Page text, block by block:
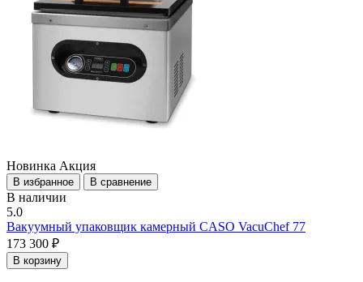
Новинка Акция
В избранное В сравнение
В наличии
5.0
Вакуумный упаковщик камерный CASO VacuChef 77
173 300 ₽
В корзину